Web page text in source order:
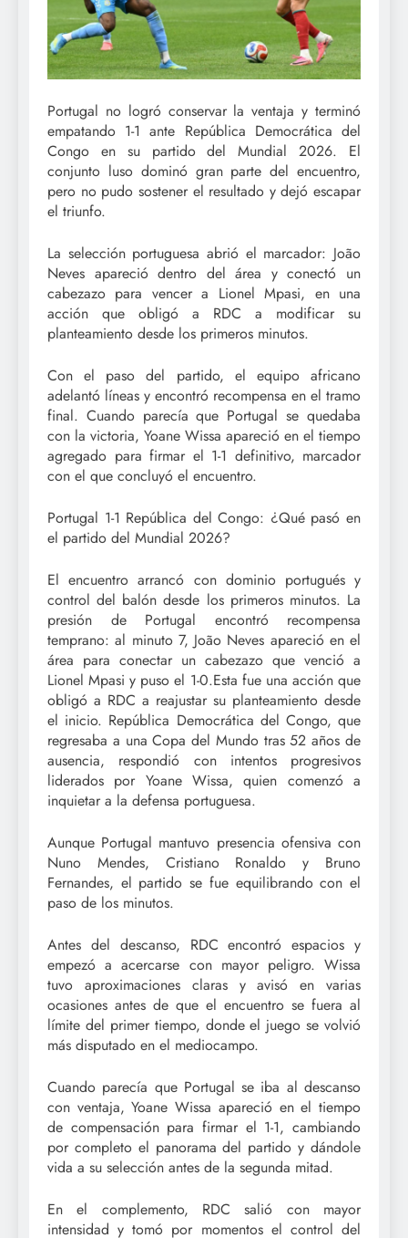
Portugal no logró conservar la ventaja y terminó
empatando 1-1 ante República Democrática del
Congo en su partido del Mundial 2026. El
conjunto luso dominó gran parte del encuentro,
pero no pudo sostener el resultado y dejó escapar
el triunfo.
La selección portuguesa abrió el marcador: João
Neves apareció dentro del área y conectó un
cabezazo para vencer a Lionel Mpasi, en una
acción que obligó a RDC a modificar su
planteamiento desde los primeros minutos.
Con el paso del partido, el equipo africano
adelantó líneas y encontró recompensa en el tramo
final. Cuando parecía que Portugal se quedaba
con la victoria, Yoane Wissa apareció en el tiempo
agregado para firmar el 1-1 definitivo, marcador
con el que concluyó el encuentro.
Portugal 1-1 República del Congo: ¿Qué pasó en
el partido del Mundial 2026?
El encuentro arrancó con dominio portugués y
control del balón desde los primeros minutos. La
presión de Portugal encontró recompensa
temprano: al minuto 7, João Neves apareció en el
área para conectar un cabezazo que venció a
Lionel Mpasi y puso el 1-0.Esta fue una acción que
obligó a RDC a reajustar su planteamiento desde
el inicio. República Democrática del Congo, que
regresaba a una Copa del Mundo tras 52 años de
ausencia, respondió con intentos progresivos
liderados por Yoane Wissa, quien comenzó a
inquietar a la defensa portuguesa.
Aunque Portugal mantuvo presencia ofensiva con
Nuno Mendes, Cristiano Ronaldo y Bruno
Fernandes, el partido se fue equilibrando con el
paso de los minutos.
Antes del descanso, RDC encontró espacios y
empezó a acercarse con mayor peligro. Wissa
tuvo aproximaciones claras y avisó en varias
ocasiones antes de que el encuentro se fuera al
límite del primer tiempo, donde el juego se volvió
más disputado en el mediocampo.
Cuando parecía que Portugal se iba al descanso
con ventaja, Yoane Wissa apareció en el tiempo
de compensación para firmar el 1-1, cambiando
por completo el panorama del partido y dándole
vida a su selección antes de la segunda mitad.
En el complemento, RDC salió con mayor
intensidad y tomó por momentos el control del